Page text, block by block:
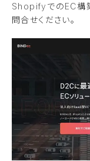
ShopifyでのEC構
問合せください。